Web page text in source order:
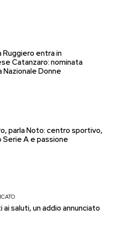
Ruggiero entra in
Catanzaro: nominata
Donne
parla Noto: centro sportivo,
A e passione
saluti, un addio annunciato